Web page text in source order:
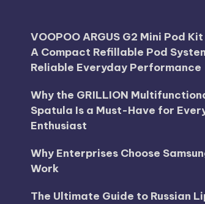
VOOPOO ARGUS G2 Mini Pod
A Compact Refillable Pod
Reliable Everyday Performance
Why the GRILLION
Spatula Is a Must-Have for
Enthusiast
Why Enterprises Choose
Work
The Ultimate Guide to Russian